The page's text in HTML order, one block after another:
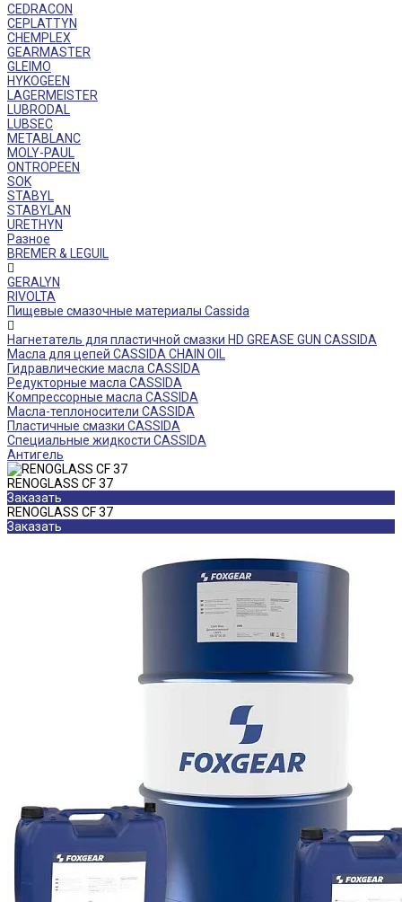
CEDRACON
CEPLATTYN
CHEMPLEX
GEARMASTER
GLEIMO
HYKOGEEN
LAGERMEISTER
LUBRODAL
LUBSEC
METABLANC
MOLY-PAUL
ONTROPEEN
SOK
STABYL
STABYLAN
URETHYN
Разное
BREMER & LEGUIL
GERALYN
RIVOLTA
Пищевые смазочные материалы Cassida
Нагнетатель для пластичной смазки HD GREASE GUN CASSIDA
Масла для цепей CASSIDA CHAIN OIL
Гидравлические масла CASSIDA
Редукторные масла CASSIDA
Компрессорные масла CASSIDA
Масла-теплоносители CASSIDA
Пластичные смазки CASSIDA
Специальные жидкости CASSIDA
Антигель
RENOGLASS CF 37
Заказать
RENOGLASS CF 37
Заказать